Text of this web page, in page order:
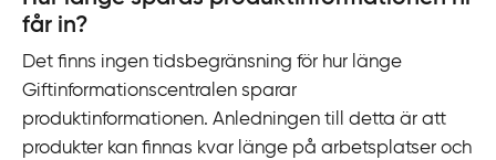
får in?
Det finns ingen tidsbegränsning för hur länge
Giftinformationscentralen sparar
produktinformationen. Anledningen till detta är att
produkter kan finnas kvar länge på arbetsplatser och